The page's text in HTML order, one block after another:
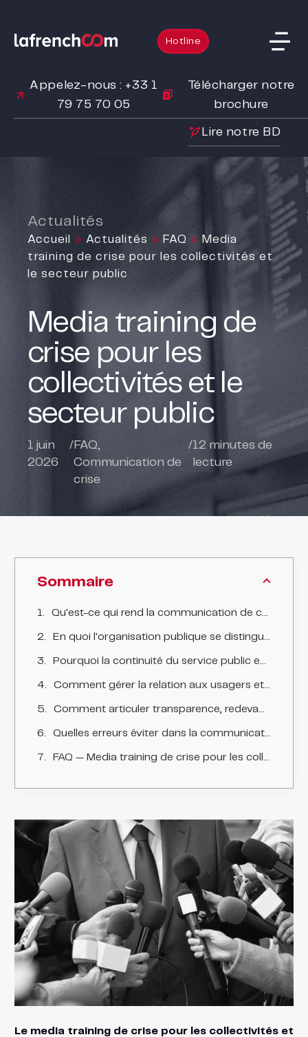
Hotline
Appelez-nous : +33 1
79 75 70 05
Télécharger notre
brochure
Lire notre BD
Actualités
Accueil » Actualités » FAQ » Media
training de crise pour les collectivités et
le secteur public
Media training de
crise pour les
collectivités et le
secteur public
1 juin
2026
/FAQ,
Communication de
crise
/12 minutes de
lecture
Sommaire
Qu'est-ce qui rend la communication de crise spécifique dans le secteur public ?
En quoi l'organisation publique se distingue-t-elle de l'élu comme porte-parole ?
Pourquoi la continuité du service public est-elle centrale ?
Comment gérer la relation aux usagers et la coordination institutionnelle ?
Comment articuler transparence, redevabilité et continuité ?
Quelles erreurs éviter dans la communication de crise du secteur public ?
FAQ — Media training de crise pour les collectivités et le secteur public
Le media training de crise pour les collectivités et